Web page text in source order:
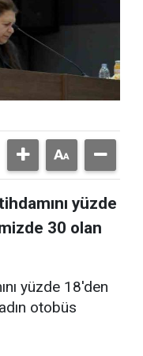
yüzde
30 olan
yüzde 18'den
otobüs